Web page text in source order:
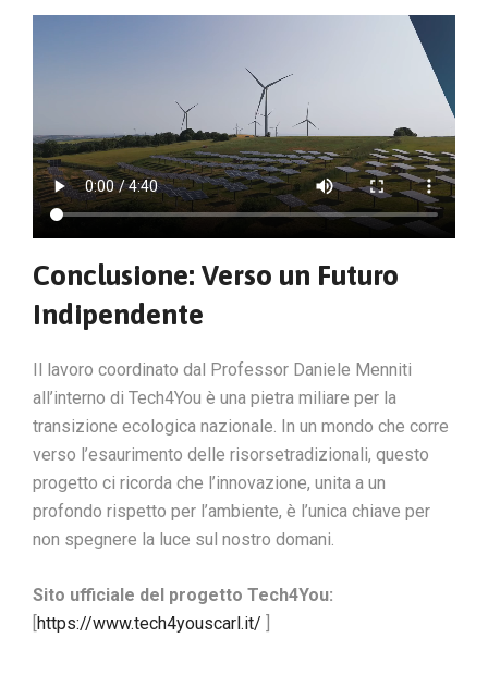
Conclusione: Verso un Futuro
Indipendente
Il lavoro coordinato dal Professor Daniele Menniti
all’interno di Tech4You è una pietra miliare per la
transizione ecologica nazionale. In un mondo che corre
verso l’esaurimento delle risorsetradizionali, questo
progetto ci ricorda che l’innovazione, unita a un
profondo rispetto per l’ambiente, è l’unica chiave per
non spegnere la luce sul nostro domani.
Sito ufficiale del progetto Tech4You:
https://www.tech4youscarl.it/